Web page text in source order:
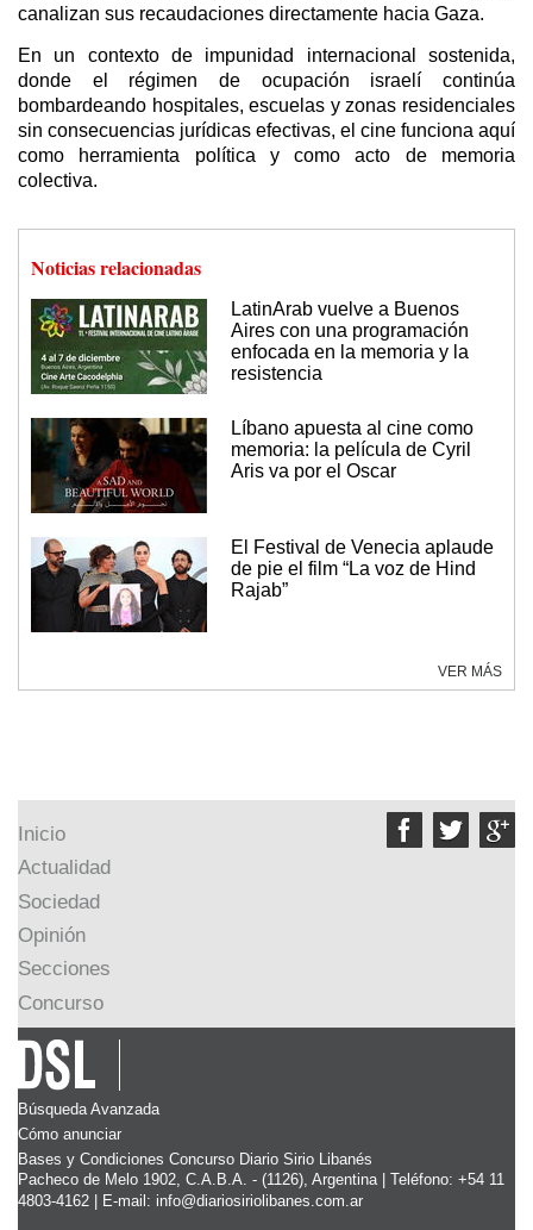
canalizan sus recaudaciones directamente hacia Gaza.
En un contexto de impunidad internacional sostenida,
donde el régimen de ocupación israelí continúa
bombardeando hospitales, escuelas y zonas residenciales
sin consecuencias jurídicas efectivas, el cine funciona aquí
como herramienta política y como acto de memoria
colectiva.
Noticias relacionadas
LatinArab vuelve a Buenos
Aires con una programación
enfocada en la memoria y la
resistencia
Líbano apuesta al cine como
memoria: la película de Cyril
Aris va por el Oscar
El Festival de Venecia aplaude
de pie el film “La voz de Hind
Rajab”
VER MÁS
  
Inicio
Actualidad
Sociedad
Opinión
Secciones
Concurso
Búsqueda Avanzada
Cómo anunciar
Bases y Condiciones Concurso Diario Sirio Libanés
Pacheco de Melo 1902, C.A.B.A. - (1126), Argentina | Teléfono: +54 11
4803-4162 | E-mail: info@diariosiriolibanes.com.ar